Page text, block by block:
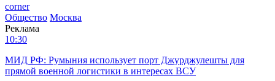
corner
Общество Москва
Реклама
10:30
МИД РФ: Румыния использует порт Джурджулешты для
прямой военной логистики в интересах ВСУ